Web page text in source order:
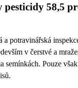
pesticidy 58,5
a potravinářská
v čerstvé a
semínkách. Pouze